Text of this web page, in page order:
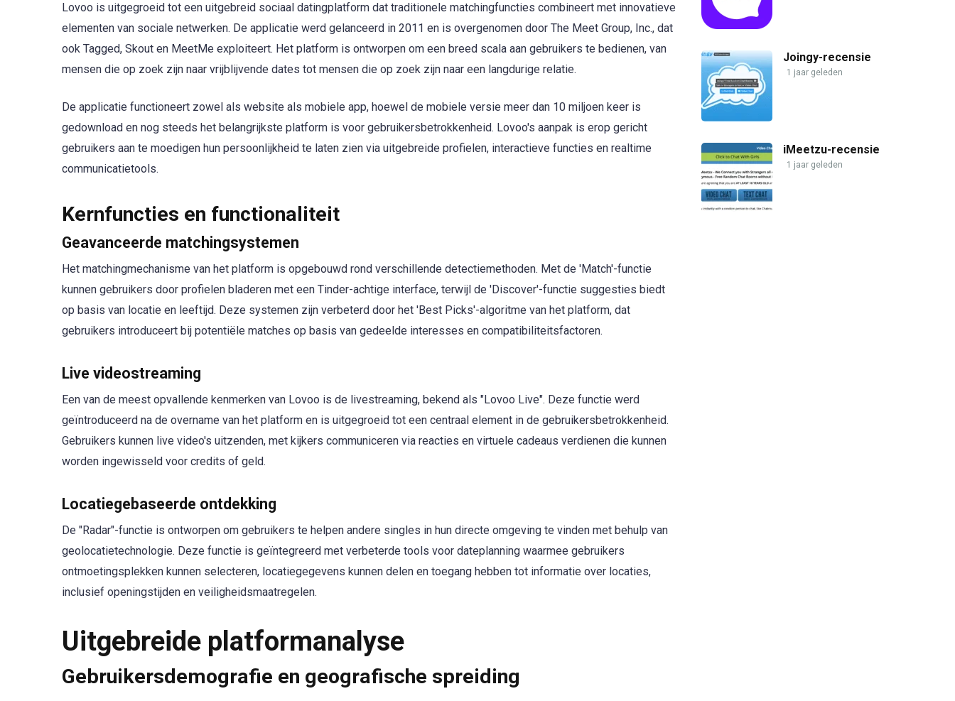
Lovoo is uitgegroeid tot een uitgebreid sociaal datingplatform dat traditionele matchingfuncties combineert met innovatieve
elementen van sociale netwerken. De applicatie werd gelanceerd in 2011 en is overgenomen door The Meet Group, Inc., dat
ook Tagged, Skout en MeetMe exploiteert. Het platform is ontworpen om een breed scala aan gebruikers te bedienen, van
mensen die op zoek zijn naar vrijblijvende dates tot mensen die op zoek zijn naar een langdurige relatie.
De applicatie functioneert zowel als website als mobiele app, hoewel de mobiele versie meer dan 10 miljoen keer is
gedownload en nog steeds het belangrijkste platform is voor gebruikersbetrokkenheid. Lovoo's aanpak is erop gericht
gebruikers aan te moedigen hun persoonlijkheid te laten zien via uitgebreide profielen, interactieve functies en realtime
communicatietools.
Kernfuncties en functionaliteit
Geavanceerde matchingsystemen
Het matchingmechanisme van het platform is opgebouwd rond verschillende detectiemethoden. Met de 'Match'-functie
kunnen gebruikers door profielen bladeren met een Tinder-achtige interface, terwijl de 'Discover'-functie suggesties biedt
op basis van locatie en leeftijd. Deze systemen zijn verbeterd door het 'Best Picks'-algoritme van het platform, dat
gebruikers introduceert bij potentiële matches op basis van gedeelde interesses en compatibiliteitsfactoren.
Live videostreaming
Een van de meest opvallende kenmerken van Lovoo is de livestreaming, bekend als "Lovoo Live". Deze functie werd
geïntroduceerd na de overname van het platform en is uitgegroeid tot een centraal element in de gebruikersbetrokkenheid.
Gebruikers kunnen live video's uitzenden, met kijkers communiceren via reacties en virtuele cadeaus verdienen die kunnen
worden ingewisseld voor credits of geld.
Locatiegebaseerde ontdekking
De "Radar"-functie is ontworpen om gebruikers te helpen andere singles in hun directe omgeving te vinden met behulp van
geolocatietechnologie. Deze functie is geïntegreerd met verbeterde tools voor dateplanning waarmee gebruikers
ontmoetingsplekken kunnen selecteren, locatiegegevens kunnen delen en toegang hebben tot informatie over locaties,
inclusief openingstijden en veiligheidsmaatregelen.
Uitgebreide platformanalyse
Gebruikersdemografie en geografische spreiding
Joingy-recensie
1 jaar geleden
iMeetzu-recensie
1 jaar geleden